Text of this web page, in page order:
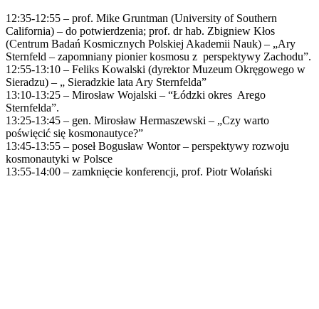
12:35-12:55 – prof. Mike Gruntman (University of Southern
California) – do potwierdzenia; prof. dr hab. Zbigniew Kłos
(Centrum Badań Kosmicznych Polskiej Akademii Nauk) – „Ary
Sternfeld – zapomniany pionier kosmosu z perspektywy Zachodu”.
12:55-13:10 – Feliks Kowalski (dyrektor Muzeum Okręgowego w
Sieradzu) – „ Sieradzkie lata Ary Sternfelda”
13:10-13:25 – Mirosław Wojalski – “Łódzki okres Arego
Sternfelda”.
13:25-13:45 – gen. Mirosław Hermaszewski – „Czy warto
poświęcić się kosmonautyce?”
13:45-13:55 – poseł Bogusław Wontor – perspektywy rozwoju
kosmonautyki w Polsce
13:55-14:00 – zamknięcie konferencji, prof. Piotr Wolański